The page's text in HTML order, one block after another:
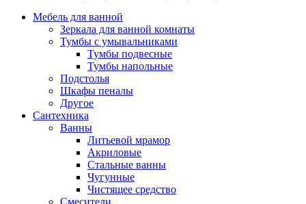
Мебель для ванной
Зеркала для ванной комнаты
Тумбы с умывальниками
Тумбы подвесные
Тумбы напольные
Подстолья
Шкафы пеналы
Другое
Сантехника
Ванны
Литьевой мрамор
Акриловые
Стальные ванны
Чугунные
Чистящее средство
Смесители